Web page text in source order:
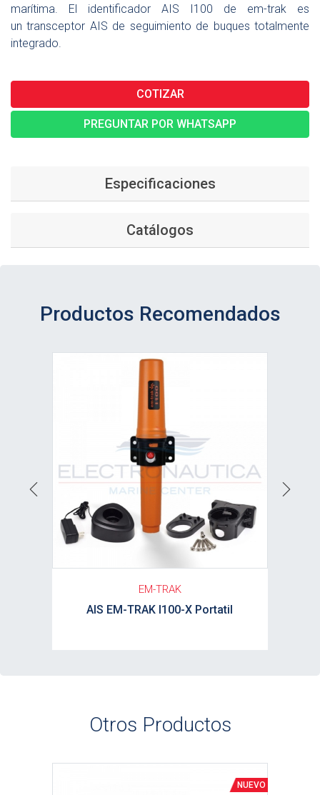
marítima. El identificador AIS I100 de em-trak es
un transceptor AIS de seguimiento de buques totalmente
integrado.
COTIZAR
PREGUNTAR POR WHATSAPP
Especificaciones
Catálogos
Productos Recomendados
EM-TRAK
AIS EM-TRAK I100-X Portatil
Previous Next
Otros Productos